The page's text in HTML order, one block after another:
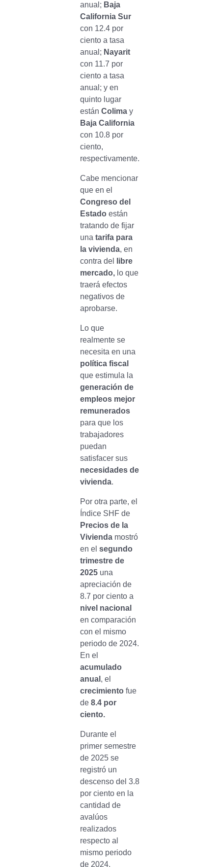
anual; Baja
California Sur
con 12.4 por
ciento a tasa
anual; Nayarit
con 11.7 por
ciento a tasa
anual; y en
quinto lugar
están Colima y
Baja California
con 10.8 por
ciento,
respectivamente.
Cabe mencionar
que en el
Congreso del
Estadoestán
tratando de fijar
una tarifa para
la vivienda, en
contra del
libre
mercado,lo que
traerá efectos
negativos de
aprobarse.
Lo que
realmente se
necesita en una
política fiscal
que estimula la
generación de
empleos mejor
remunerados
para que los
trabajadores
puedan
satisfacer sus
necesidades de
vivienda.
Por otra parte, el
Índice SHF de
Precios de la
Vivienda mostró
en el segundo
trimestre de
2025una
apreciación de
8.7 por ciento a
nivel nacional
en comparación
con el mismo
periodo de 2024.
En el
acumulado
anual , el
crecimientofue
de 8.4 por
ciento.
Durante el
primer semestre
de 2025 se
registró un
descenso del 3.8
por ciento en la
cantidad de
avalúos
realizados
respecto al
mismo periodo
de 2024.